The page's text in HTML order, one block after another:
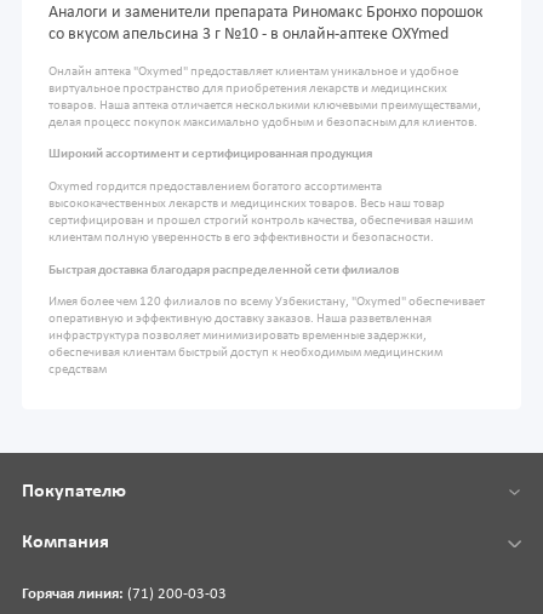
Аналоги и заменители препарата Риномакс Бронхо порошок
со вкусом апельсина 3 г №10 - в онлайн-аптеке OXYmed
Онлайн аптека "Oxymed" предоставляет клиентам уникальное и удобное
виртуальное пространство для приобретения лекарств и медицинских
товаров. Наша аптека отличается несколькими ключевыми преимуществами,
делая процесс покупок максимально удобным и безопасным для клиентов.
Широкий ассортимент и сертифицированная продукция
Oxymed гордится предоставлением богатого ассортимента
высококачественных лекарств и медицинских товаров. Весь наш товар
сертифицирован и прошел строгий контроль качества, обеспечивая нашим
клиентам полную уверенность в его эффективности и безопасности.
Быстрая доставка благодаря распределенной сети филиалов
Имея более чем 120 филиалов по всему Узбекистану, "Oxymed" обеспечивает
оперативную и эффективную доставку заказов. Наша разветвленная
инфраструктура позволяет минимизировать временные задержки,
обеспечивая клиентам быстрый доступ к необходимым медицинским
средствам
Горячая линия: (71) 200-03-03
Покупателю
Компания